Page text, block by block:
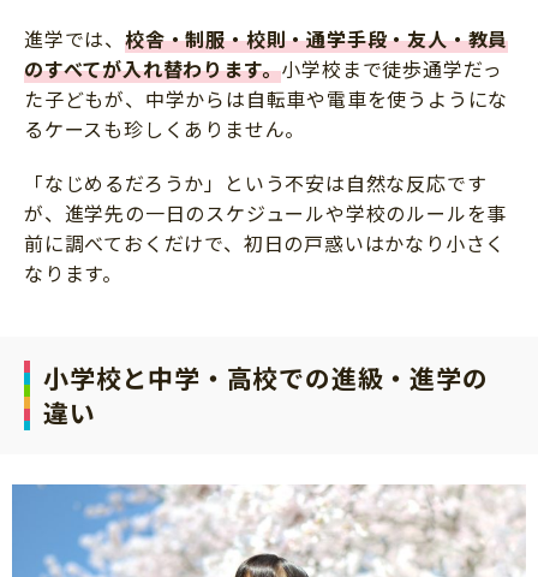
進学では、 校舎・制服・校則・通学手段・友人・教員
のすべてが入れ替わります。小学校まで徒歩通学だっ
た子どもが、中学からは自転車や電車を使うようにな
るケースも珍しくありません。
「なじめるだろうか」という不安は自然な反応です
が、進学先の一日のスケジュールや学校のルールを事
前に調べておくだけで、初日の戸惑いはかなり小さく
なります。
小学校と中学・高校での進級・進学の
違い